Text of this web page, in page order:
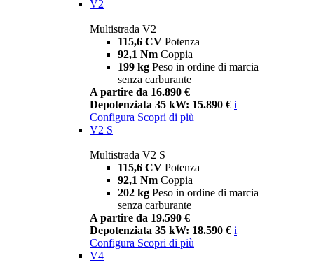
V2
Multistrada V2
115,6 CV Potenza
92,1 Nm Coppia
199 kg Peso in ordine di marcia
senza carburante
A partire da 16.890 €
Depotenziata 35 kW: 15.890 € i
Configura Scopri di più
V2 S
Multistrada V2 S
115,6 CV Potenza
92,1 Nm Coppia
202 kg Peso in ordine di marcia
senza carburante
A partire da 19.590 €
Depotenziata 35 kW: 18.590 € i
Configura Scopri di più
V4